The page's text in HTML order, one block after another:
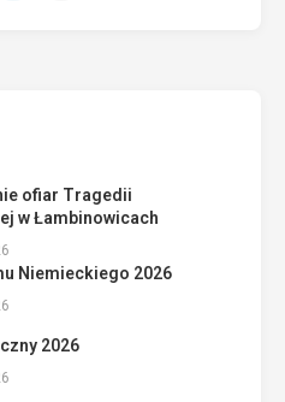
ofiar Tragedii
w Łambinowicach
Niemieckiego 2026
2026